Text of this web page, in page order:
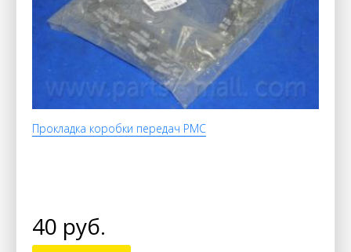
Прокладка коробки передач PMC
40 руб.